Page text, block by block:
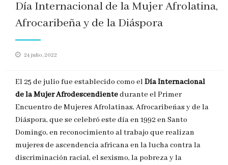
Día Internacional de la Mujer Afrolatina,
Afrocaribeña y de la Diáspora
Publicado
24 julio, 2022
El 25 de julio fue establecido como elDía Internacional
de la Mujer Afrodescendientedurante el Primer
Encuentro de Mujeres Afrolatinas, Afrocaribeñas y de la
Diáspora, que se celebró este día en 1992 en Santo
Domingo, en reconocimiento al trabajo que realizan
mujeres de ascendencia africana en la lucha contra la
discriminación racial, el sexismo, la pobreza y la